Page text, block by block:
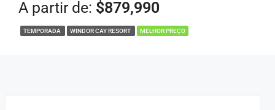
A partir de: $879,990
TEMPORADA WINDOR CAY RESORT MELHOR PREÇO